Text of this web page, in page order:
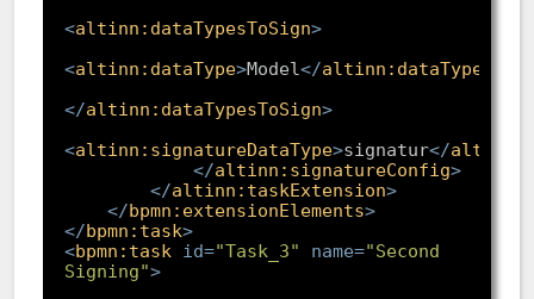
<altinn:dataTypesToSign>
<altinn:dataType>Model</altinn:dataType
</altinn:dataTypesToSign>
<altinn:signatureDataType>signatur</
</altinn:signatureConfig>
</altinn:taskExtension>
</bpmn:extensionElements>
</bpmn:task>
<bpmn:task id="Task_3" name="Second
Signing">